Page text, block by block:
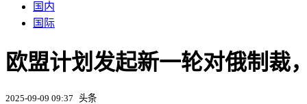
国内
国际
欧盟计划发起新一轮对俄制裁
2025-09-09 09:37 头条